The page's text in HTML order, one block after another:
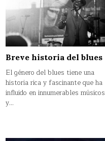
Breve historia del blues
El género del blues tiene una
historia rica y fascinante que ha
influido en innumerables músicos
y…